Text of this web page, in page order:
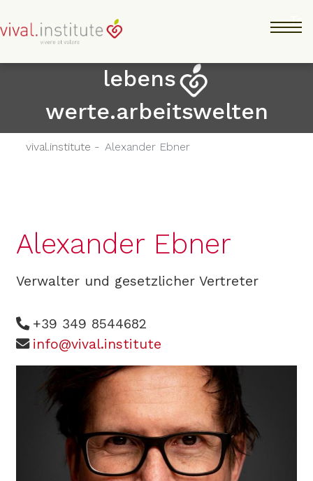
content
lebens
werte.arbeitswelten
vival.institute - Alexander Ebner
Alexander Ebner
Verwalter und gesetzlicher Vertreter
+39 349 8544682
info@vival.institute